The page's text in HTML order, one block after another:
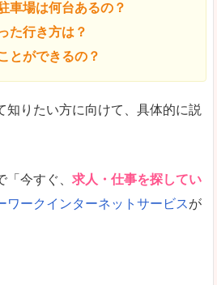
車場は何台あるの？
た行き方は？
とができるの？
知りたい方に向けて、具体的に説
今すぐ、 求人・仕事を探してい
ワークインターネットサービスが